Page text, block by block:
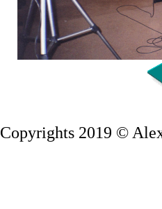
Copyrights 2019 ©